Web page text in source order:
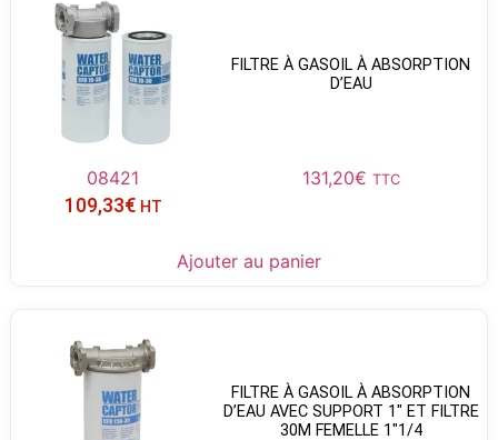
FILTRE À GASOIL À ABSORPTION
D’EAU
08421 131,20€ TTC
109,33€ HT
Ajouter au panier
FILTRE À GASOIL À ABSORPTION
D’EAU AVEC SUPPORT 1″ ET FILTRE
30Μ FEMELLE 1″1/4